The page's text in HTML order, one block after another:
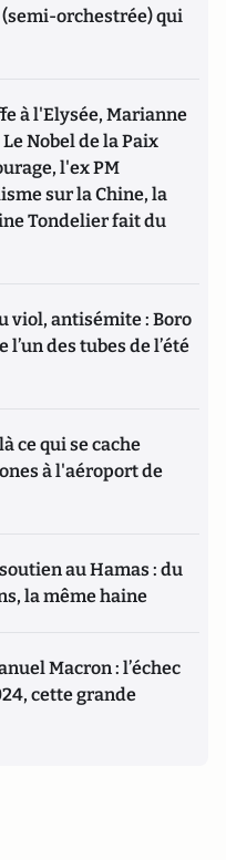
orchestrée) qui
à l'Elysée, Marianne
Nobel de la Paix
l'ex PM
sur la Chine, la
Tondelier fait du
viol, antisémite : Boro
des tubes de l’été
ce qui se cache
à l'aéroport de
au Hamas : du
la même haine
Macron : l’échec
cette grande